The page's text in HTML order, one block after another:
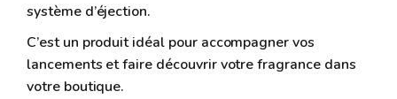
système d’éjection.
C’est un produit idéal pour accompagner vos
lancements et faire découvrir votre fragrance dans
votre boutique.